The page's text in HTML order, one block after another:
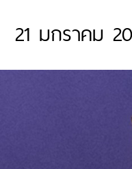
21 มกราคม